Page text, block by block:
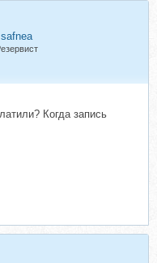
safnea
Когда запись